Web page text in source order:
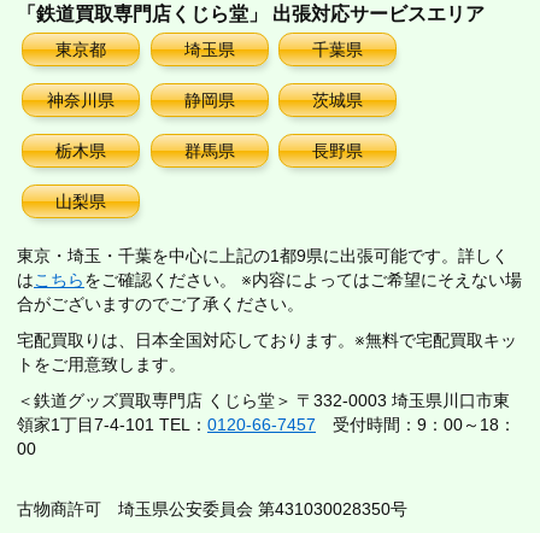
「鉄道買取専門店くじら堂」 出張対応サービスエリア
東京都 埼玉県 千葉県
神奈川県 静岡県 茨城県
栃木県 群馬県 長野県
山梨県
東京・埼玉・千葉を中心に上記の1都9県に出張可能です。詳しく
はこちらをご確認ください。 ※内容によってはご希望にそえない場
合がございますのでご了承ください。
宅配買取りは、日本全国対応しております。※無料で宅配買取キッ
トをご用意致します。
＜鉄道グッズ買取専門店 くじら堂＞ 〒332-0003 埼玉県川口市東
領家1丁目7-4-101 TEL： 0120-66-7457 受付時間：9：00～18：
00
古物商許可 埼玉県公安委員会 第431030028350号